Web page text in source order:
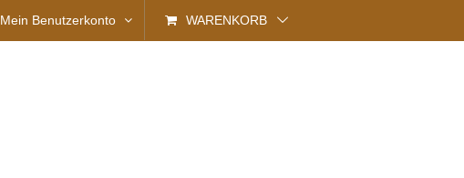
Mein Benutzerkonto WARENKORB